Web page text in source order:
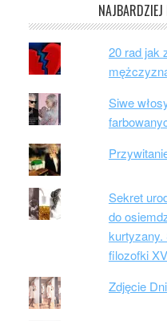
20 rad jak
Siwe
Sekret
do
kurtyzany.
filozofki
Zdjęcie